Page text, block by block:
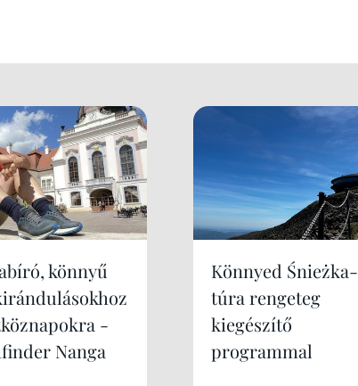
könnyű
-
Nanga
Könnyed Śnieżka-
túra rengeteg
kiegészítő
programmal